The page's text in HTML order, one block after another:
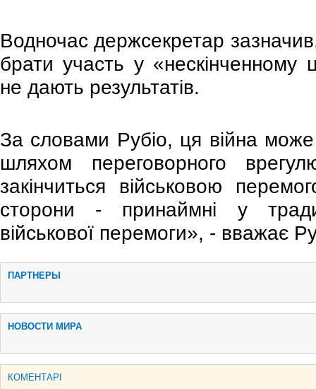
Водночас держсекретар
брати участь у «нескінченному
не дають результатів.
За словами Рубіо, ця війна
шляхом переговорного
закінчиться військовою
сторони - принаймні у
військової перемоги», - вважає
ПАРТНЕРЫ
НОВОСТИ МИРА
КОМЕНТАРІ